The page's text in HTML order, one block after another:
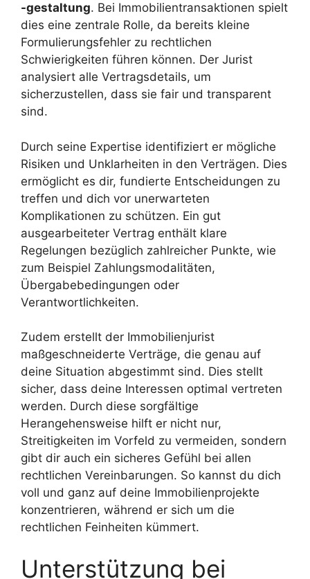
-gestaltung. Bei Immobilientransaktionen spielt
dies eine zentrale Rolle, da bereits kleine
Formulierungsfehler zu rechtlichen
Schwierigkeiten führen können. Der Jurist
analysiert alle Vertragsdetails, um
sicherzustellen, dass sie fair und transparent
sind.
Durch seine Expertise identifiziert er mögliche
Risiken und Unklarheiten in den Verträgen. Dies
ermöglicht es dir, fundierte Entscheidungen zu
treffen und dich vor unerwarteten
Komplikationen zu schützen. Ein gut
ausgearbeiteter Vertrag enthält klare
Regelungen bezüglich zahlreicher Punkte, wie
zum Beispiel Zahlungsmodalitäten,
Übergabebedingungen oder
Verantwortlichkeiten.
Zudem erstellt der Immobilienjurist
maßgeschneiderte Verträge, die genau auf
deine Situation abgestimmt sind. Dies stellt
sicher, dass deine Interessen optimal vertreten
werden. Durch diese sorgfältige
Herangehensweise hilft er nicht nur,
Streitigkeiten im Vorfeld zu vermeiden, sondern
gibt dir auch ein sicheres Gefühl bei allen
rechtlichen Vereinbarungen. So kannst du dich
voll und ganz auf deine Immobilienprojekte
konzentrieren, während er sich um die
rechtlichen Feinheiten kümmert.
Unterstützung bei